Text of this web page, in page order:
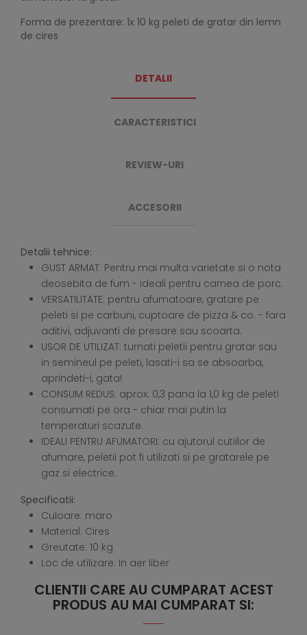
Forma de prezentare: 1x 10 kg peleti de gratar din lemn
de cires
DETALII
CARACTERISTICI
REVIEW-URI
ACCESORII
Detalii tehnice:
GUST ARMAT: Pentru mai multa varietate si o nota
deosebita de fum - ideali pentru carnea de porc.
VERSATILITATE: pentru afumatoare, gratare pe
peleti si pe carbuni, cuptoare de pizza & co. - fara
aditivi, adjuvanti de presare sau scoarta.
USOR DE UTILIZAT: turnati peletii pentru gratar sau
in semineul pe peleti, lasati-i sa se absoarba,
aprindeti-i, gata!
CONSUM REDUS: aprox. 0,3 pana la 1,0 kg de peleti
consumati pe ora - chiar mai putin la
temperaturi scazute.
IDEALI PENTRU AFUMATORI: cu ajutorul cutiilor de
afumare, peletii pot fi utilizati si pe gratarele pe
gaz si electrice.
Specificatii:
Culoare: maro
Material: Cires
Greutate: 10 kg
Loc de utilizare: In aer liber
CLIENTII CARE AU CUMPARAT ACEST
PRODUS AU MAI CUMPARAT SI: